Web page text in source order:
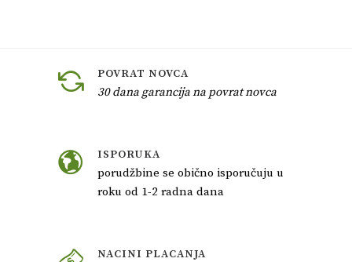
POVRAT NOVCA
30 dana garancija na povrat novca
ISPORUKA
porudžbine se obično isporučuju u
roku od 1-2 radna dana
NACINI PLACANJA